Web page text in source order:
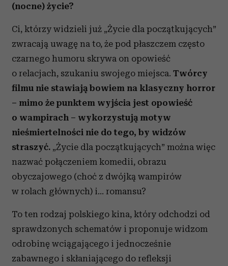
(nocne) życie?
Ci, którzy widzieli już „Życie dla początkujących”
zwracają uwagę na to, że pod płaszczem często
czarnego humoru skrywa on opowieść
o relacjach, szukaniu swojego miejsca. Twórcy
filmu nie stawiają bowiem na klasyczny horror
– mimo że punktem wyjścia jest opowieść
o wampirach – wykorzystują motyw
nieśmiertelności nie do tego, by widzów
straszyć. „Życie dla początkujących” można więc
nazwać połączeniem komedii, obrazu
obyczajowego (choć z dwójką wampirów
w rolach głównych) i... romansu?
To ten rodzaj polskiego kina, który odchodzi od
sprawdzonych schematów i proponuje widzom
odrobinę wciągającego i jednocześnie
zabawnego i skłaniającego do refleksji